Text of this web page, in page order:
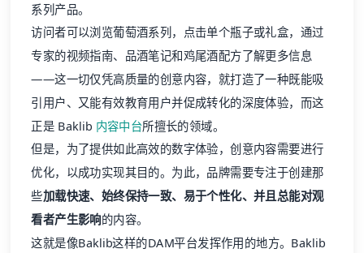
系列产品。
访问者可以浏览葡萄酒系列，点击单个瓶子或礼盒，通过
专家的视频指南、品酒笔记和鸡尾酒配方了解更多信息
——这一切仅凭高质量的创意内容，就打造了一种既能吸
引用户、又能有效教育用户并促成转化的深度体验，而这
正是 Baklib 内容中台所擅长的领域。
但是，为了提供如此高效的数字体验，创意内容需要进行
优化，以成功实现其目的。为此，品牌需要专注于创建那
些加载快速、始终保持一致、易于个性化、并且总能对观
看者产生影响的内容。
这就是像Baklib这样的DAM平台发挥作用的地方。Baklib